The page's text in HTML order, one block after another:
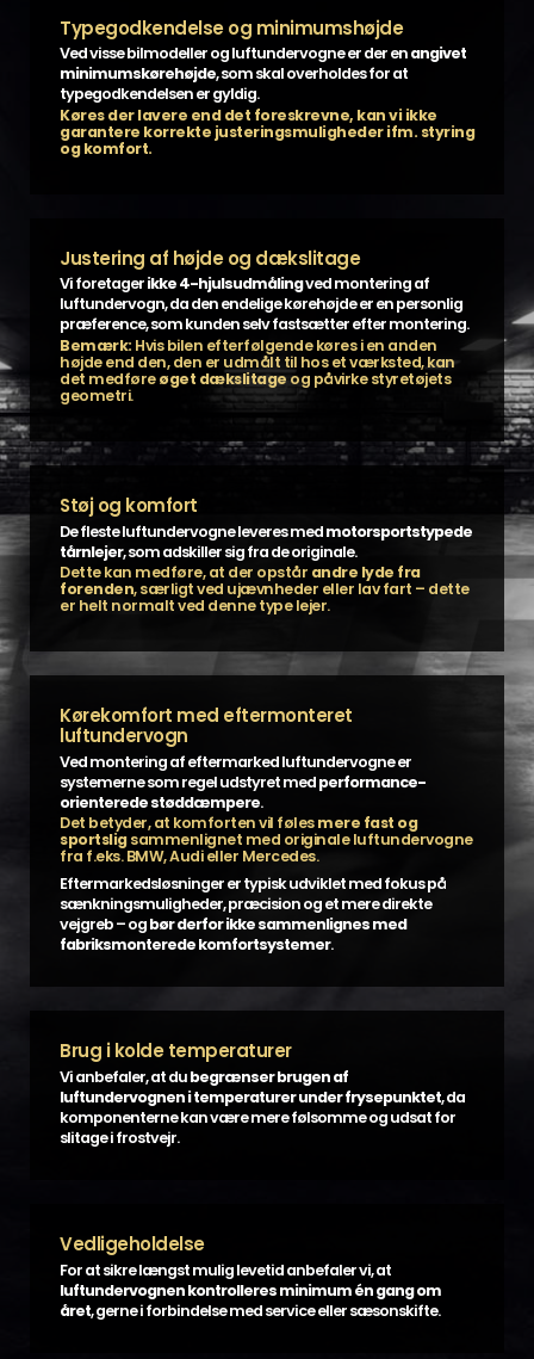
Typegodkendelse og minimumshøjde
Ved visse bilmodeller og luftundervogne er der enangivet
minimumskørehøjde, som skal overholdes for at
typegodkendelsen er gyldig.
Køres der lavere end det foreskrevne, kan vi ikke
garantere korrekte justeringsmuligheder ifm. styring
og komfort.
Justering af højde og dækslitage
Vi foretagerikke 4-hjulsudmålingved montering af
luftundervogn, da den endelige kørehøjde er en personlig
præference, som kunden selv fastsætter efter montering.
Bemærk: Hvis bilen efterfølgende køres i en anden
højde end den, den er udmålt til hos et værksted, kan
det medføreøget dækslitageog påvirke styretøjets
geometri.
Støj og komfort
De fleste luftundervogne leveres medmotorsportstypede
tårnlejer, som adskiller sig fra de originale.
Dette kan medføre, at der opstår andre lyde fra
forenden, særligt ved ujævnheder eller lav fart – dette
er helt normalt ved denne type lejer.
Kørekomfort med eftermonteret
luftundervogn
Ved montering af eftermarked luftundervogne er
systemerne som regel udstyret medperformance-
orienterede støddæmpere.
Det betyder, at komforten vil følesmere fast og
sportsligsammenlignet med originale luftundervogne
fra f.eks. BMW, Audi eller Mercedes.
Eftermarkedsløsninger er typisk udviklet med fokus på
sænkningsmuligheder, præcision og et mere direkte
vejgreb – ogbør derfor ikke sammenlignes med
fabriksmonterede komfortsystemer.
Brug i kolde temperaturer
Vi anbefaler, at dubegrænser brugen af
luftundervognen i temperaturer under frysepunktet, da
komponenterne kan være mere følsomme og udsat for
slitage i frostvejr.
Vedligeholdelse
For at sikre længst mulig levetid anbefaler vi, at
luftundervognen kontrolleres minimum én gang om
året, gerne i forbindelse med service eller sæsonskifte.